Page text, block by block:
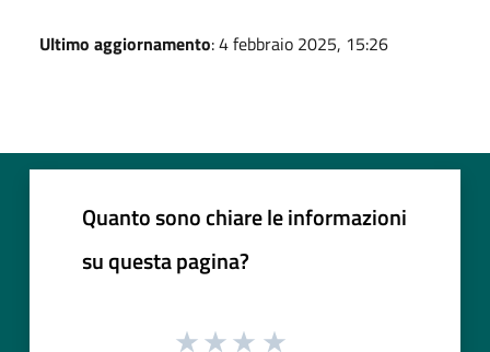
Ultimo aggiornamento: 4 febbraio 2025, 15:26
Quanto sono chiare le informazioni
su questa pagina?